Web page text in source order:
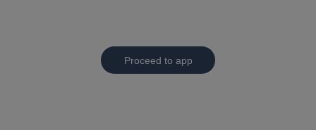
Proceed to app